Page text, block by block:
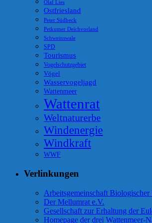
Olaf Lies
Ostfriesland
Peter Südbeck
Petkumer Deichvorland
Schweinswale
SPD
Tourismus
Vogelschutzgebiet
Vögel
Wasservogeljagd
Wattenmeer
Wattenrat
Weltnaturerbe
Windenergie
Windkraft
WWF
Verlinkungen
Arbeitsgemeinschaft
Der Mellumrat e.V.
Gesellschaft zur Erhaltung der
Homepage der drei Wattenmeer-